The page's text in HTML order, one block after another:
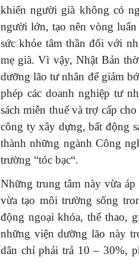
khiến người già không có
người lớn, tạo nên vòng
sức khỏe tâm thần đối với
mẹ già. Vì vậy, Nhật Bản
dưỡng lão tư nhân để giảm
phép các doanh nghiệp tư
sách miễn thuế và trợ cấp
công ty xây dựng, bất động
thành những ngành Công
trường “tóc bạc“.
Những trung tâm này vừa
vừa tạo môi trường sống
động ngoại khóa, thể thao,
những viện dưỡng lão này
dân chỉ phải trả 10 – 30%,